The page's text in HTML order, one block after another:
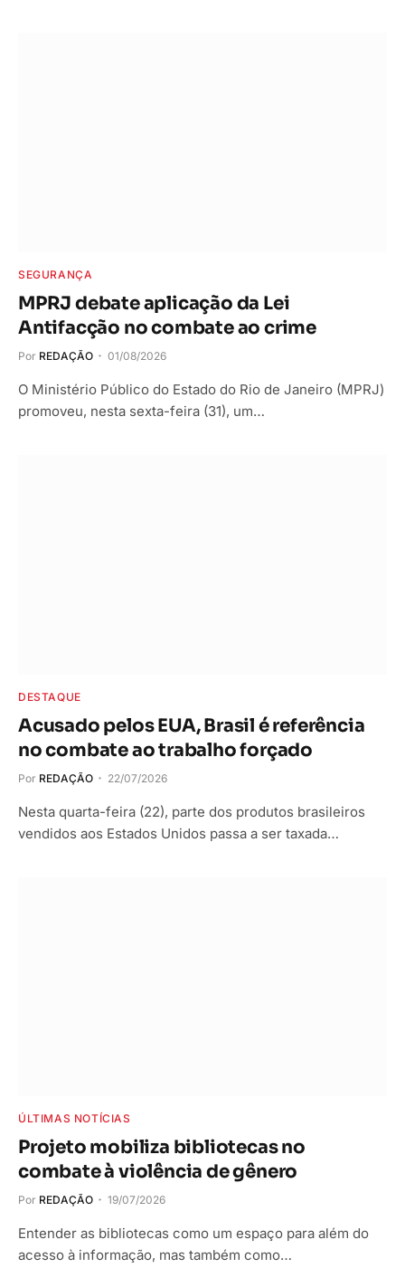
SEGURANÇA
MPRJ debate aplicação da Lei
Antifacção no combate ao crime
Por REDAÇÃO 01/08/2026
O Ministério Público do Estado do Rio de Janeiro (MPRJ)
promoveu, nesta sexta-feira (31), um…
DESTAQUE
Acusado pelos EUA, Brasil é referência
no combate ao trabalho forçado
Por REDAÇÃO 22/07/2026
Nesta quarta-feira (22), parte dos produtos brasileiros
vendidos aos Estados Unidos passa a ser taxada…
ÚLTIMAS NOTÍCIAS
Projeto mobiliza bibliotecas no
combate à violência de gênero
Por REDAÇÃO 19/07/2026
Entender as bibliotecas como um espaço para além do
acesso à informação, mas também como…